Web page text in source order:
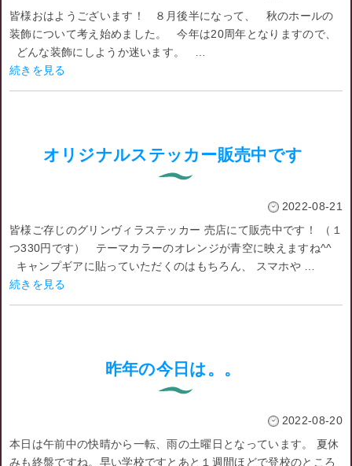
皆様おはようございます！ ８月後半になって、 秋のホールの
装飾について考え始めました。 今年は20周年となりますので、
どんな装飾にしようか迷います。 …
続きを見る
オリジナルステッカー販売中です
2022-08-21
皆様ご存じのグリンヴィラステッカー 売店にて販売中です！ （１
つ330円です） テーマカラーのオレンジが青空に映えますね^^
キャンプギアに貼っていただくのはもちろん、 スマホや …
続きを見る
昨年の今日は。。
2022-08-20
本日は午前中の快晴から一転、雨の土曜日となっています。 夏休
みも終盤ですね。早い学校ですとあと１週間ほどで登校のところ